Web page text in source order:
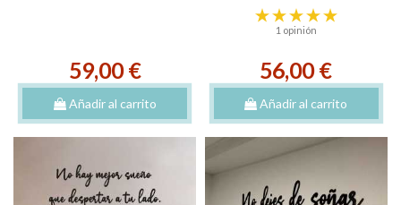
59,00 €
Añadir al carrito
1 opinión
56,00 €
Añadir al carrito